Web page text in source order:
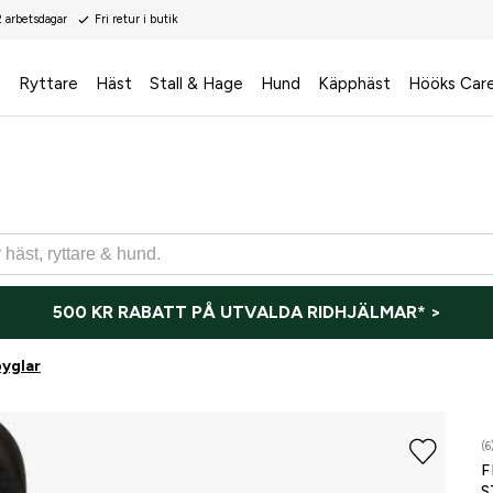
Fri retur i butik
Ryttare Häst Stall & Hage Hund Käpphäst Hööks
500 KR RABATT PÅ UTVALDA RIDHJÄLMAR* >